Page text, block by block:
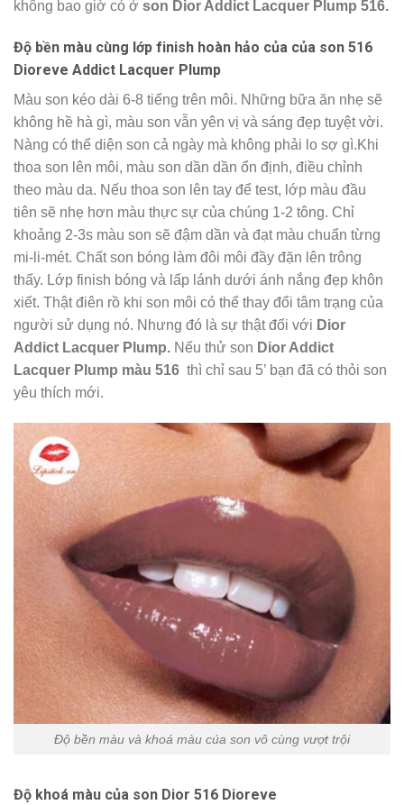
không bao giờ có ở son Dior Addict Lacquer Plump 516.
Độ bền màu cùng lớp finish hoàn hảo của của son 516
Dioreve Addict Lacquer Plump
Màu son kéo dài 6-8 tiếng trên môi. Những bữa ăn nhẹ sẽ
không hề hà gì, màu son vẫn yên vị và sáng đẹp tuyệt vời.
Nàng có thể diện son cả ngày mà không phải lo sợ gì.Khi
thoa son lên môi, màu son dần dần ổn định, điều chỉnh
theo màu da. Nếu thoa son lên tay để test, lớp màu đầu
tiên sẽ nhẹ hơn màu thực sự của chúng 1-2 tông. Chỉ
khoảng 2-3s màu son sẽ đậm dần và đạt màu chuẩn từng
mi-li-mét. Chất son bóng làm đôi môi đầy đặn lên trông
thấy. Lớp finish bóng và lấp lánh dưới ánh nắng đẹp khôn
xiết. Thật điên rồ khi son môi có thể thay đổi tâm trạng của
người sử dụng nó. Nhưng đó là sự thật đối với Dior
Addict Lacquer Plump. Nếu thử son Dior Addict
Lacquer Plump màu 516 thì chỉ sau 5’ bạn đã có thỏi son
yêu thích mới.
Độ bền màu và khoá màu cúa son vô cùng vượt trội
Độ khoá màu của son Dior 516 Dioreve